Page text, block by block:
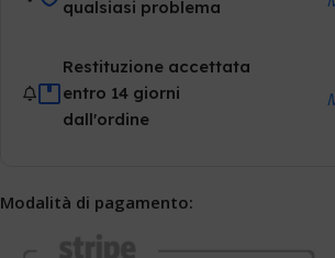
qualsiasi problema
Restituzione accettata
entro 14 giorni
dall'ordine
Modalità di pagamento: